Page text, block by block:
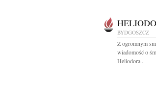
BYDGOSZCZ
Z ogromnym
wiadomość o
Heliodora...